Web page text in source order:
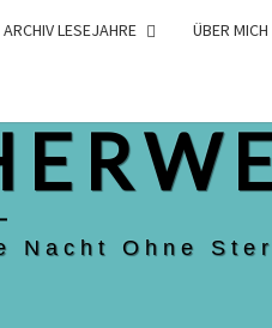
ARCHIV LESEJAHRE ÜBER MICH
Nacht Ohne